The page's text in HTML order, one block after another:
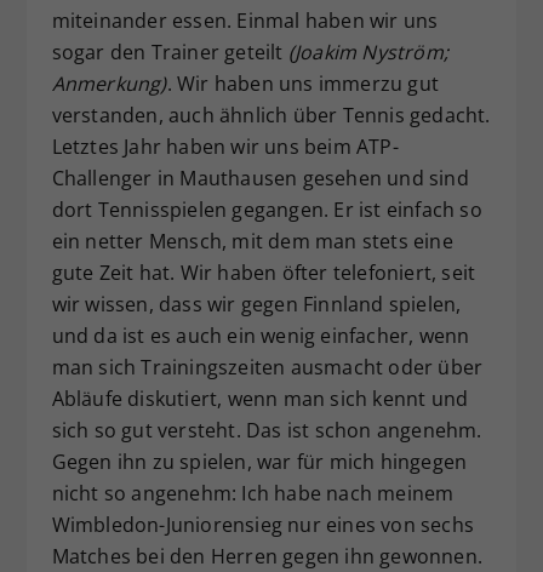
miteinander essen. Einmal haben wir uns
sogar den Trainer geteilt (Joakim Nyström;
Anmerkung). Wir haben uns immerzu gut
verstanden, auch ähnlich über Tennis gedacht.
Letztes Jahr haben wir uns beim ATP-
Challenger in Mauthausen gesehen und sind
dort Tennisspielen gegangen. Er ist einfach so
ein netter Mensch, mit dem man stets eine
gute Zeit hat. Wir haben öfter telefoniert, seit
wir wissen, dass wir gegen Finnland spielen,
und da ist es auch ein wenig einfacher, wenn
man sich Trainingszeiten ausmacht oder über
Abläufe diskutiert, wenn man sich kennt und
sich so gut versteht. Das ist schon angenehm.
Gegen ihn zu spielen, war für mich hingegen
nicht so angenehm: Ich habe nach meinem
Wimbledon-Juniorensieg nur eines von sechs
Matches bei den Herren gegen ihn gewonnen.